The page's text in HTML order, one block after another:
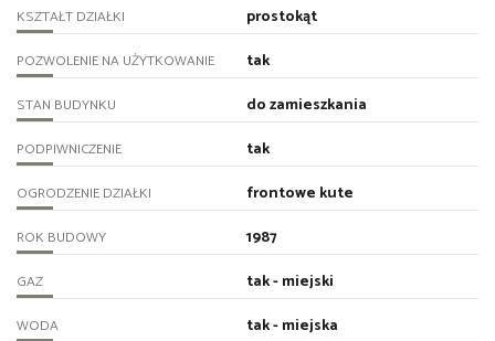
KSZTAŁT DZIAŁKI prostokąt
POZWOLENIE NA UŻYTKOWANIE tak
STAN BUDYNKU do zamieszkania
PODPIWNICZENIE tak
OGRODZENIE DZIAŁKI frontowe kute
ROK BUDOWY 1987
GAZ tak - miejski
WODA tak - miejska